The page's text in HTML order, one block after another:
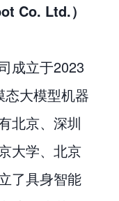
Co. Ltd.）
成立于2023
大模型机器
北京、深圳
大学、北京
了具身智能